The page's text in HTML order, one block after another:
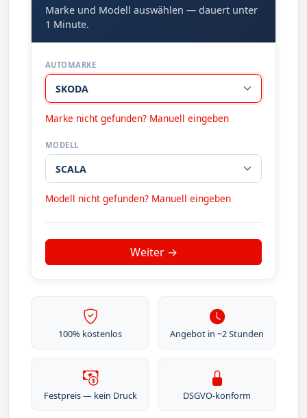
Marke und Modell auswählen — dauert unter
1 Minute.
AUTOMARKE
Marke nicht gefunden? Manuell eingeben
MODELL
Modell nicht gefunden? Manuell eingeben
100% kostenlos Angebot in ~2 Stunden
Festpreis — kein Druck DSGVO-konform